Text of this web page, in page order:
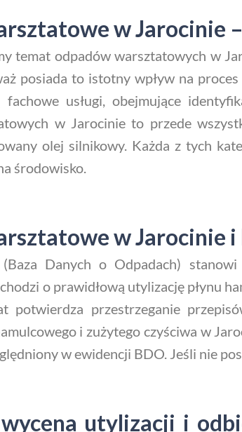
w Jarocinie
temat odpadów warsztatowych w
posiada to istotny wpływ na
usługi, obejmujące
w Jarocinie to przede
olej silnikowy. Każda z tych
środowisko.
w Jarocinie
Danych o Odpadach)
o prawidłową utylizację płynu
potwierdza przestrzeganie
i zużytego czyściwa w
w ewidencji BDO. Jeśli nie
utylizacji i